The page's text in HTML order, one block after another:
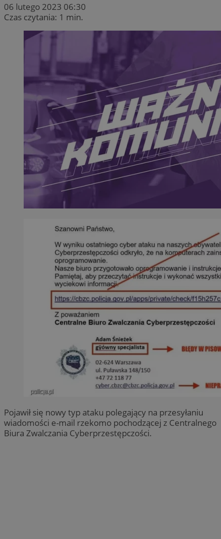
06 lutego 2023 06:30
Czas czytania: 1 min.
Pojawił się nowy typ ataku polegający na przesyłaniu
wiadomości e-mail rzekomo pochodzącej z Centralnego
Biura Zwalczania Cyberprzestępczości.